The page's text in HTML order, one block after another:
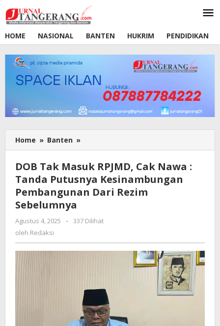
ke
konten
HOME
NASIONAL BANTEN HUKRIM PENDIDIKAN
Home » Banten »
Tak
RPJMD,
Cak
Nawa
Putusnya
Pembangunan
Dari
DOB Tak Masuk RPJMD, Cak Nawa :
Tanda Putusnya Kesinambungan
Pembangunan Dari Rezim
Sebelumnya
Agustus 4, 2025
oleh
-
337 Dilihat
oleh Redaksi